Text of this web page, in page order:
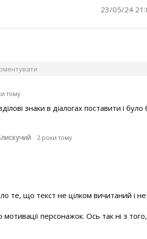
23/05/24
тому
знаки в діалогах поставити і
2 роки тому
те, що текст не цілком вичитаний і не
персонажок. Ось так ні з